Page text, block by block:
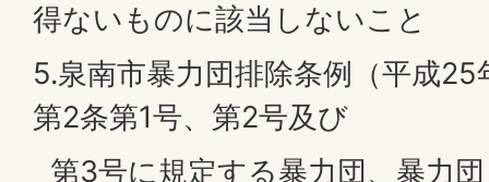
得ないものに該当しないこと
5.泉南市暴力団排除条例（平成
第2条第1号、第2号及び
第3号に規定する暴力団、暴力